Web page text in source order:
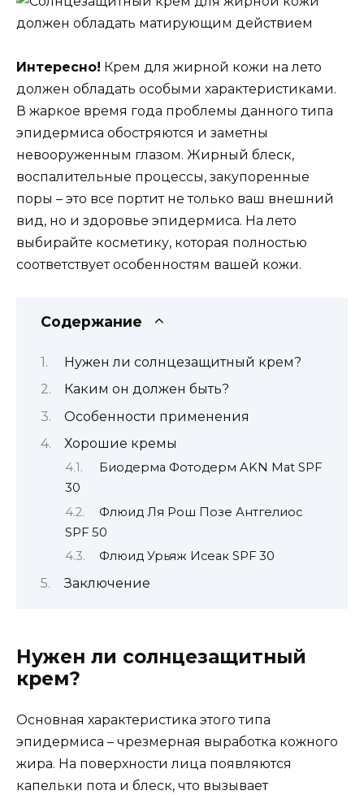
Интересно! Крем для жирной кожи на лето
должен обладать особыми характеристиками.
В жаркое время года проблемы данного типа
эпидермиса обостряются и заметны
невооруженным глазом. Жирный блеск,
воспалительные процессы, закупоренные
поры – это все портит не только ваш внешний
вид, но и здоровье эпидермиса. На лето
выбирайте косметику, которая полностью
соответствует особенностям вашей кожи.
Содержание
Нужен ли солнцезащитный крем?
Каким он должен быть?
Особенности применения
Хорошие кремы
Биодерма Фотодерм AKN Mat SPF
30
Флюид Ля Рош Позе Антгелиос
SPF 50
Флюид Урьяж Исеак SPF 30
Заключение
Нужен ли солнцезащитный
крем?
Основная характеристика этого типа
эпидермиса – чрезмерная выработка кожного
жира. На поверхности лица появляются
капельки пота и блеск, что вызывает